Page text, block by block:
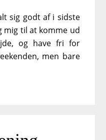
sig godt af i sidste
mig til at komme ud
og have fri for
men bare